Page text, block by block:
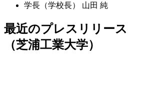
学長（学校長）
山田 純
最近のプレスリリース
（芝浦工業大学）